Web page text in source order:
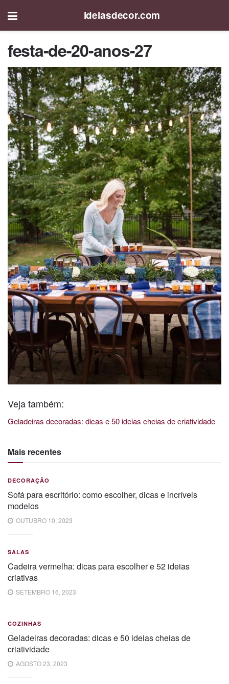
ideiasdecor.com
festa-de-20-anos-27
Veja também:
Geladeiras decoradas: dicas e 50 ideias cheias de criatividade
Mais recentes
DECORAÇÃO
Sofá para escritório: como escolher, dicas e incríveis
modelos
OUTUBRO 10, 2023
SALAS
Cadeira vermelha: dicas para escolher e 52 ideias
criativas
SETEMBRO 16, 2023
COZINHAS
Geladeiras decoradas: dicas e 50 ideias cheias de
criatividade
AGOSTO 23, 2023